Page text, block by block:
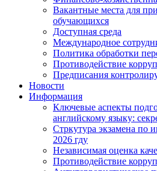
Вакантные места для
обучающихся
Доступная среда
Международное
Политика обработки
Противодействие
Предписания
Новости
Информация
Ключевые аспекты
английскому языку:
Стркутура экзамена по
2026 гду
Независимая оценка
Противодействие